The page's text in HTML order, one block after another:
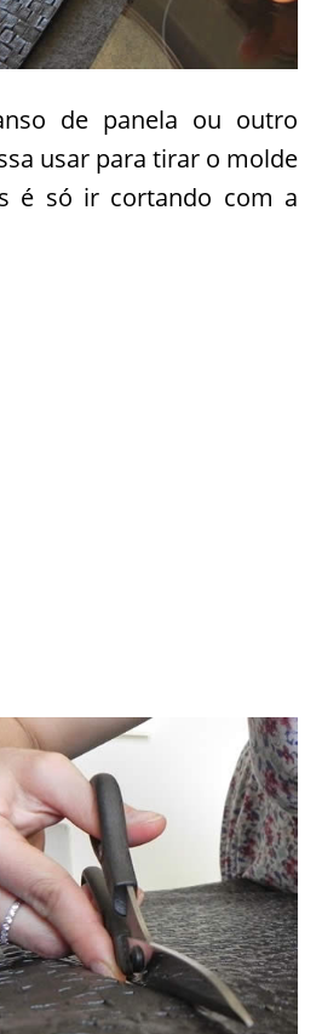
de panela ou outro
usar para tirar o molde
é só ir cortando com a